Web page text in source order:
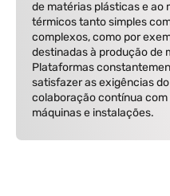
de matérias plásticas e ao
térmicos tanto simples
complexos, como por
destinadas à produção de
Plataformas
satisfazer as exigências
colaboração contínua
máquinas e instalações.